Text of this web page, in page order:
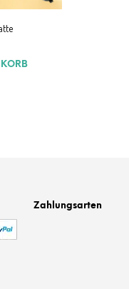
Zahlungsarten